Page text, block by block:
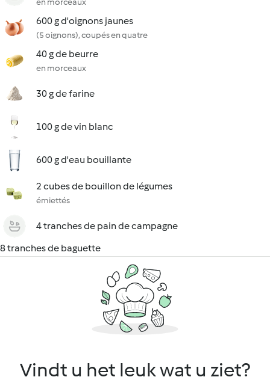
en morceaux
600 g d'oignons jaunes
(5 oignons), coupés en quatre
40 g de beurre
en morceaux
30 g de farine
100 g de vin blanc
600 g d'eau bouillante
2 cubes de bouillon de légumes
émiettés
4 tranches de pain de campagne
8 tranches de baguette
Vindt u het leuk wat u ziet?